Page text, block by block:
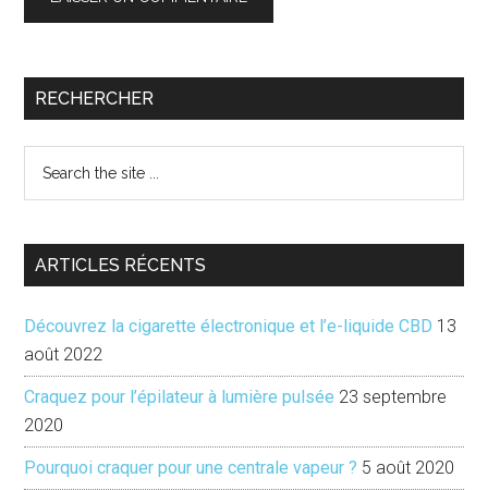
Barre
principale
RECHERCHER
...
ARTICLES RÉCENTS
Découvrez la cigarette électronique et l’e-liquide CBD 13
août 2022
Craquez pour l’épilateur à lumière pulsée 23 septembre
2020
Pourquoi craquer pour une centrale vapeur ? 5 août 2020